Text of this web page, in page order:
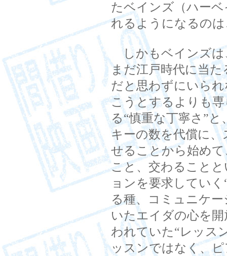
たベインズ（ハー
れるようになるの
しかもベインズは
まだ江戸時代に当
だと思わずにいら
こうとするよりも
る“慎重な丁寧さ”
キーの数を代償に
せることから始め
こと、交わること
ョンを要求してい
る種、コミュニケ
いたエイダの心を
われていた“レッス
ッスンではなく、